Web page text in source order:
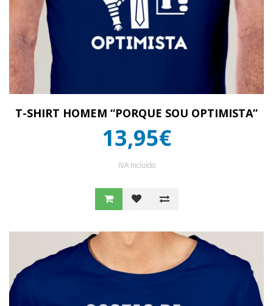
T-SHIRT HOMEM “PORQUE SOU OPTIMISTA”
13,95€
IVA Incluído